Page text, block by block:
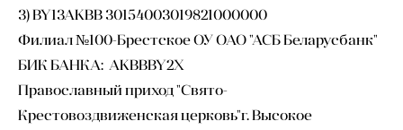
3) BY13AKBB 30154003019821000000
Филиал №100-Брестское ОУ ОАО "АСБ Беларусбанк"
БИК БАНКА: AKBBBY2X
Православный приход "Свято-
Крестовоздвиженская церковь"г. Высокое